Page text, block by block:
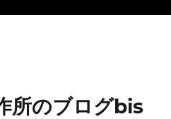
所のブログbis